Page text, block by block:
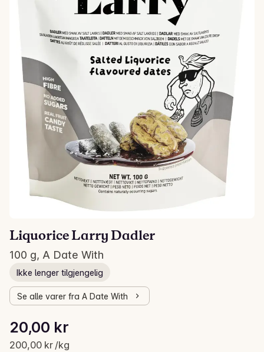
Liquorice Larry Dadler
100 g, A Date With
Ikke lenger tilgjengelig
Se alle varer fra A Date With
Gjeldende pris er: 20,00 kr
20,00 kr
200,00 kr /kg
Stykkpris: 200,00 kr /kg